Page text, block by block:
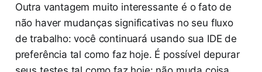
Outra vantagem muito interessante é o fato de
não haver mudanças significativas no seu fluxo
de trabalho: você continuará usando sua IDE de
preferência tal como faz hoje. É possível depurar